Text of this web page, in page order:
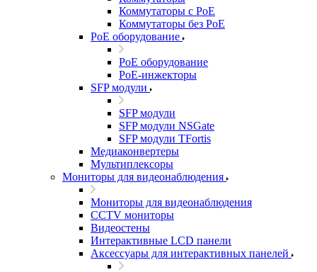
Коммутаторы с PoE
Коммутаторы без PoE
PoE оборудование
PoE оборудование
PoE-инжекторы
SFP модули
SFP модули
SFP модули NSGate
SFP модули TFortis
Медиаконвертеры
Мультиплексоры
Мониторы для видеонаблюдения
Мониторы для видеонаблюдения
CCTV мониторы
Видеостены
Интерактивные LCD панели
Аксессуары для интерактивных панелей